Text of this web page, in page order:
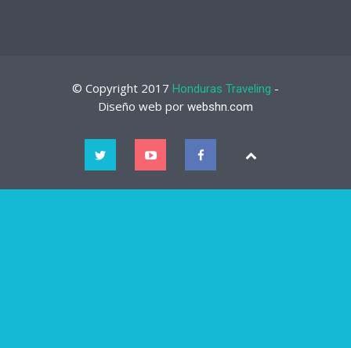
© Copyright 2017 Honduras Traveling -
Diseño web por webshn.com